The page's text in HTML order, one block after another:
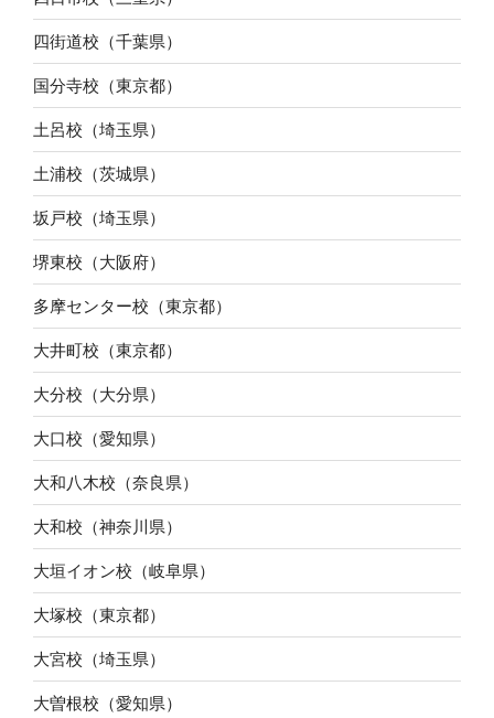
四街道校（千葉県）
国分寺校（東京都）
土呂校（埼玉県）
土浦校（茨城県）
坂戸校（埼玉県）
堺東校（大阪府）
多摩センター校（東京都）
大井町校（東京都）
大分校（大分県）
大口校（愛知県）
大和八木校（奈良県）
大和校（神奈川県）
大垣イオン校（岐阜県）
大塚校（東京都）
大宮校（埼玉県）
大曽根校（愛知県）